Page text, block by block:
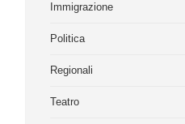
Immigrazione
Politica
Regionali
Teatro